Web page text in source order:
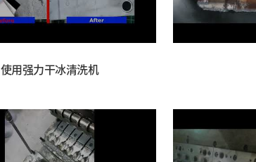
使用强力干冰清洗机